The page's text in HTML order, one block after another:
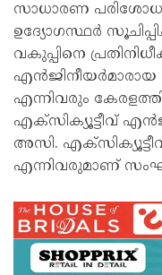
സാധാരണ
ഉദ്യോഗസ്ഥർ
വകുപ്പിനെ
എന്നിവരും
എക്സിക്യൂട്ടീവ്
അസി.
എന്നിവരുമാണ്